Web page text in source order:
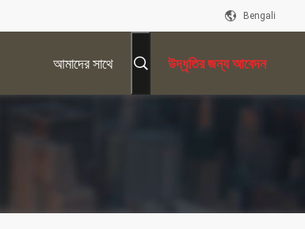
Bengali
আমাদের সাথে উদ্ধৃতির জন্য আবেদন